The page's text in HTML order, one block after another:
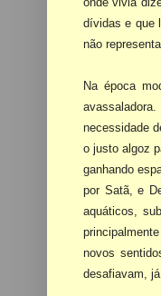
dívidas e que
não
Na época
necessidade
o justo algoz
ganhando
por Satã, e
aquáticos,
novos
desafiavam,